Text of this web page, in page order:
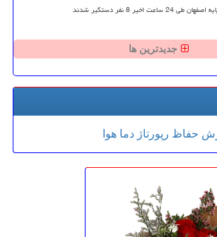
جدیدترین ها
حفاظ رپورتاژ دما هوا